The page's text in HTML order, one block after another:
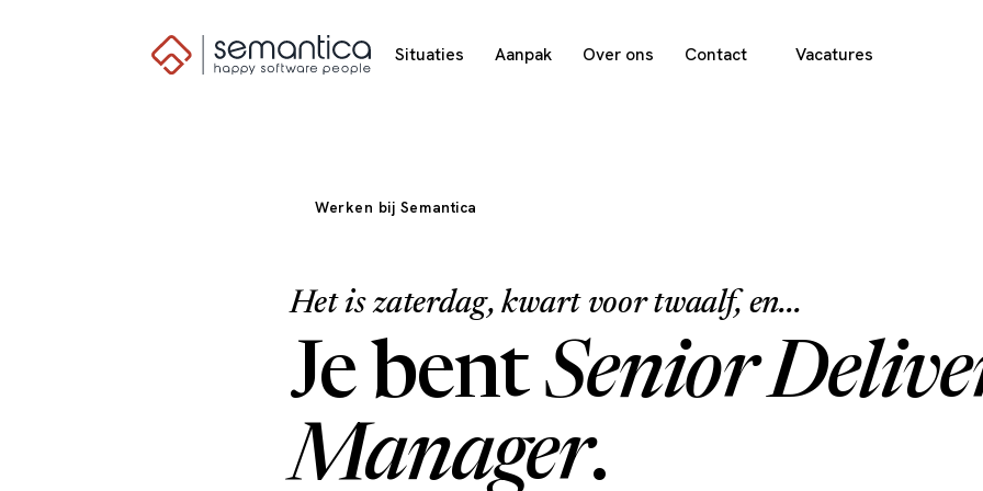
Situaties Aanpak Over ons Contact Vacatures
Werken bij Semantica
Het is zaterdag, kwart voor twaalf, en...
Je bentSenior
Manager.